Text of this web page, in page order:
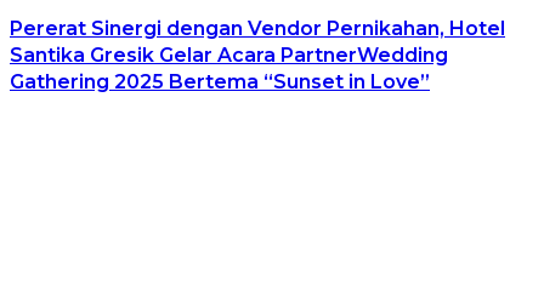
Pererat Sinergi dengan Vendor Pernikahan, Hotel
Santika Gresik Gelar Acara PartnerWedding
Gathering 2025 Bertema “Sunset in Love”